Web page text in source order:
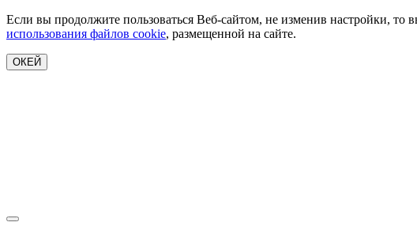
Если вы продолжите пользоваться Веб-сайтом, не изменив настройки, то
использования файлов cookie, размещенной на сайте.
ОКЕЙ